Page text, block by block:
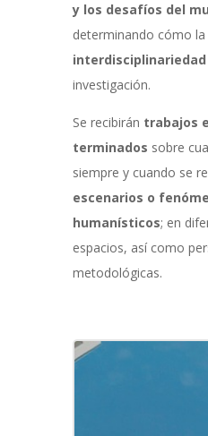
y los desafíos del
determinando cómo la
interdisciplinariedad
investigación.
Se recibirán trabajos
terminados sobre
siempre y cuando se
escenarios o
humanísticos; en
espacios, así como
metodológicas.